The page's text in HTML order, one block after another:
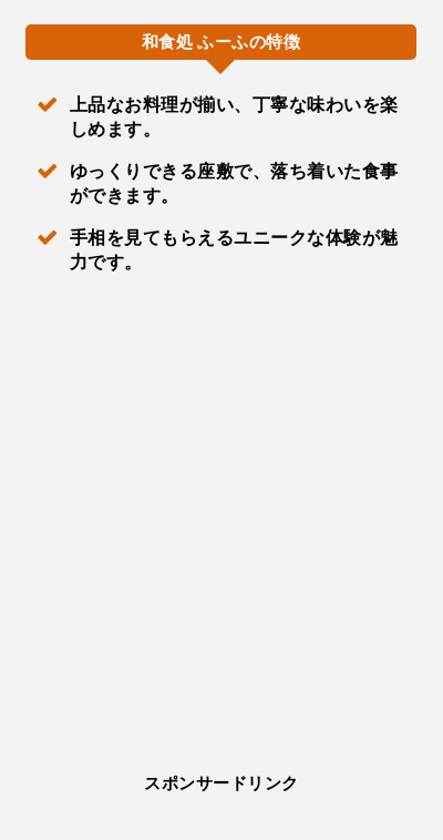
和食処 ふーふの特徴
上品なお料理が揃い、丁寧な味わいを楽
しめます。
ゆっくりできる座敷で、落ち着いた食事
ができます。
手相を見てもらえるユニークな体験が魅
力です。
スポンサードリンク